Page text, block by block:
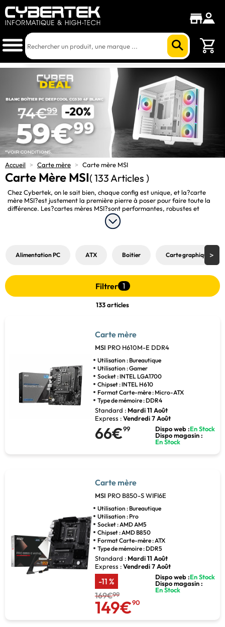
Accueil > Carte mère > Carte mère MSI
Carte Mère MSI( 133 Articles )
Chez Cybertek, on le sait bien, chaque config est unique, et la?carte
mère MSI?est justement la première pierre à poser pour faire toute la
différence. Les?cartes mères MSI?sont performantes, robustes et
extrêmement bien pensées pour tous les utilisateurs. Du format?
Micro-ATX
capable de combler toutes vos envies de puissance. Dans
notre sélection, nous avons tout ce qu’il vous faut. De la?MSI MPG,?
nouvelle base.
Alimentation PC ATX Boitier Carte graphique
Filtrer 1
133 articles
Carte mère
MSI PRO H610M-E DDR4
Utilisation : Bureautique
Utilisation : Gamer
Socket : INTEL LGA1700
Chipset : INTEL H610
Format Carte-mère : Micro-ATX
Type de mémoire : DDR4
Standard : Mardi 11 Août
Express :Vendredi 7 Août
66€99 Dispo web :En Stock
Dispo magasin :
En Stock
Carte mère
MSI PRO B850-S WIFI6E
Utilisation : Bureautique
Utilisation : Pro
Socket : AMD AM5
Chipset : AMD B850
Format Carte-mère : ATX
Type de mémoire : DDR5
Standard : Mardi 11 Août
Express :Vendredi 7 Août
-11 %
169€99
149€90
Dispo web :En Stock
Dispo magasin :
En Stock